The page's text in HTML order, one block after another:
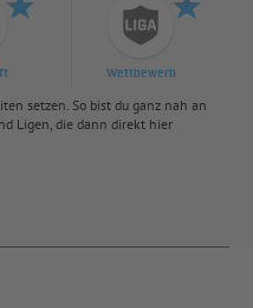
Wettbewerb
setzen. So bist du ganz nah an
Ligen, die dann direkt hier